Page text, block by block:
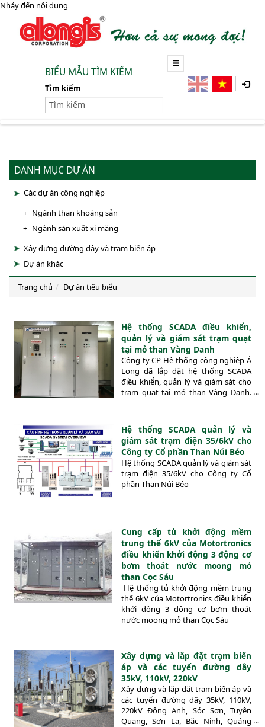
Nhảy đến nội dung
BIỂU MẪU TÌM KIẾM
Tìm kiếm
DANH MỤC DỰ ÁN
Các dự án công nghiệp
Ngành than khoáng sản
Ngành sản xuất xi măng
Xây dựng đường dây và trạm biến áp
Dự án khác
Trang chủ Dự án tiêu biểu
Hệ thống SCADA điều khiển,
quản lý và giám sát trạm quạt
tại mỏ than Vàng Danh
Công ty CP Hệ thống công nghiệp Á
Long đã lắp đặt hệ thống SCADA
điều khiển, quản lý và giám sát cho
trạm quạt tại mỏ than Vàng Danh.
hãng MOTORTRONICS, bàn điều
khiển SCADA để điểu khiển, quản lý
và giám sát do ALONGIS thiết kế và
lắp đặt.
Hệ thống SCADA quản lý và
giám sát trạm điện 35/6kV cho
Công ty Cổ phần Than Núi Béo
Hệ thống SCADA quản lý và giám sát
trạm điện 35/6kV cho Công ty Cổ
phần Than Núi Béo
Cung cấp tủ khởi động mềm
trung thế 6kV của Motortronics
điều khiển khởi động 3 động cơ
bơm thoát nước moong mỏ
than Cọc Sáu
Hệ thống tủ khởi động mềm trung
thế 6kV của Motortronics điều khiển
khởi động 3 động cơ bơm thoát
nước moong mỏ than Cọc Sáu
Xây dựng và lắp đặt trạm biến
áp và các tuyến đường dây
35kV, 110kV, 220kV
Xây dựng và lắp đặt trạm biến áp và
các tuyến đường dây 35kV, 110kV,
220kV Đông Anh, Sóc Sơn, Tuyên
Quang, Sơn La, Bắc Ninh, Quảng